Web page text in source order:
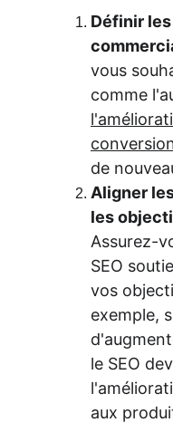
Définir
vous
comme
de
Aligner
les
Assurez-
SEO
vos
exemple,
le SEO
aux